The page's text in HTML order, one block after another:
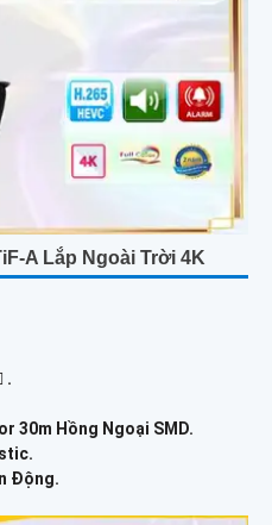
A Lắp Ngoài Trời 4K
.
30m Hồng Ngoại SMD.
Động.